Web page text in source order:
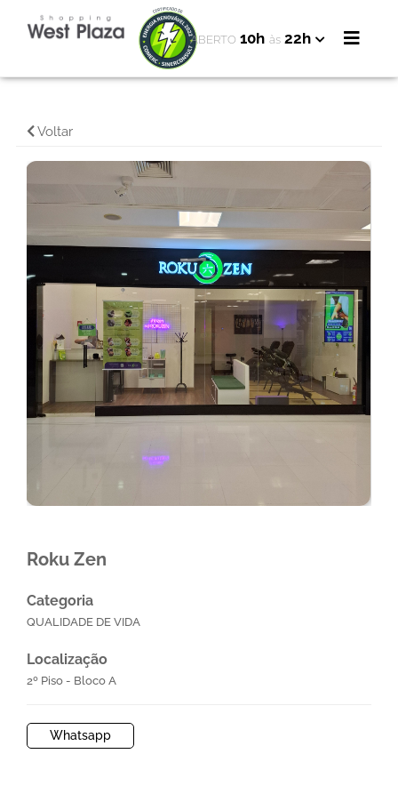
ABERTO 10h às 22h
Voltar
Roku Zen
Categoria
QUALIDADE DE VIDA
Localização
2º Piso - Bloco A
Whatsapp